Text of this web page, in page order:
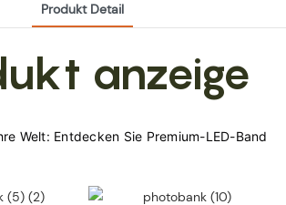
Produkt Detail
anzeige